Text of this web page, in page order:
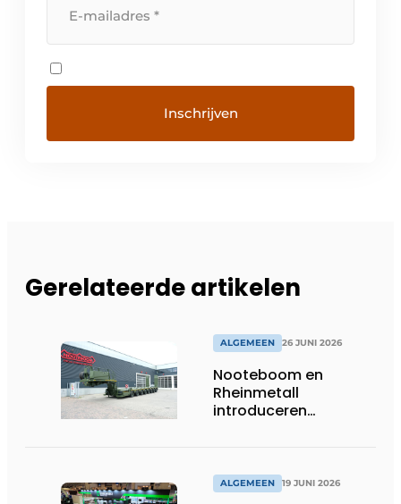
Gerelateerde artikelen
ALGEMEEN 26 JUNI 2026
Nooteboom en
Rheinmetall
introduceren
ALGEMEEN 19 JUNI 2026